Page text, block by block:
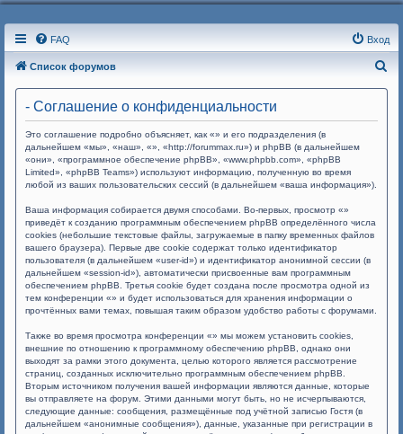
FAQ Вход
Список форумов
- Соглашение о конфиденциальности
Это соглашение подробно объясняет, как «» и его подразделения (в
дальнейшем «мы», «наш», «», «http://forummax.ru») и phpBB (в дальнейшем
«они», «программное обеспечение phpBB», «www.phpbb.com», «phpBB
Limited», «phpBB Teams») используют информацию, полученную во время
любой из ваших пользовательских сессий (в дальнейшем «ваша информация»).
Ваша информация собирается двумя способами. Во-первых, просмотр «»
приведёт к созданию программным обеспечением phpBB определённого числа
cookies (небольшие текстовые файлы, загружаемые в папку временных файлов
вашего браузера). Первые две cookie содержат только идентификатор
пользователя (в дальнейшем «user-id») и идентификатор анонимной сессии (в
дальнейшем «session-id»), автоматически присвоенные вам программным
обеспечением phpBB. Третья cookie будет создана после просмотра одной из
тем конференции «» и будет использоваться для хранения информации о
прочтённых вами темах, повышая таким образом удобство работы с форумами.
Также во время просмотра конференции «» мы можем установить cookies,
внешние по отношению к программному обеспечению phpBB, однако они
выходят за рамки этого документа, целью которого является рассмотрение
страниц, созданных исключительно программным обеспечением phpBB.
Вторым источником получения вашей информации являются данные, которые
вы отправляете на форум. Этими данными могут быть, но не исчерпываются,
следующие данные: сообщения, размещённые под учётной записью Гостя (в
дальнейшем «анонимные сообщения»), данные, указанные при регистрации в